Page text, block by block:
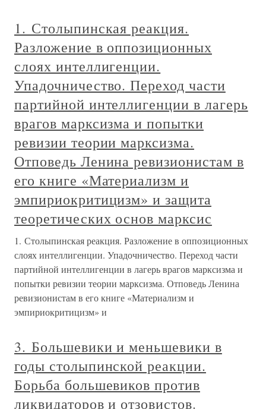
1. Столыпинская реакция.
Разложение в оппозиционных
слоях интеллигенции.
Упадочничество. Переход части
партийной интеллигенции в лагерь
врагов марксизма и попытки
ревизии теории марксизма.
Отповедь Ленина ревизионистам в
его книге «Материализм и
эмпириокритицизм» и защита
теоретических основ марксис
1. Столыпинская реакция. Разложение в оппозиционных
слоях интеллигенции. Упадочничество. Переход части
партийной интеллигенции в лагерь врагов марксизма и
попытки ревизии теории марксизма. Отповедь Ленина
ревизионистам в его книге «Материализм и
эмпириокритицизм» и
3. Большевики и меньшевики в
годы столыпинской реакции.
Борьба большевиков против
ликвидаторов и отзовистов.